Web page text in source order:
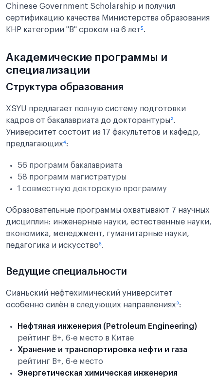
Chinese Government Scholarship и получил
сертификацию качества Министерства образования
КНР категории "B" сроком на 6 лет⁵.
Академические программы и
специализации
Структура образования
XSYU предлагает полную систему подготовки
кадров от бакалавриата до докторантуры².
Университет состоит из 17 факультетов и кафедр,
предлагающих⁴:
56 программ бакалавриата
58 программ магистратуры
1 совместную докторскую программу
Образовательные программы охватывают 7 научных
дисциплин: инженерные науки, естественные науки,
экономика, менеджмент, гуманитарные науки,
педагогика и искусство⁶.
Ведущие специальности
Сианьский нефтехимический университет
особенно силён в следующих направлениях³:
Нефтяная инженерия (Petroleum Engineering)
рейтинг B+, 6-е место в Китае
Хранение и транспортировка нефти и газа
рейтинг B+, 6-е место
Энергетическая химическая инженерия